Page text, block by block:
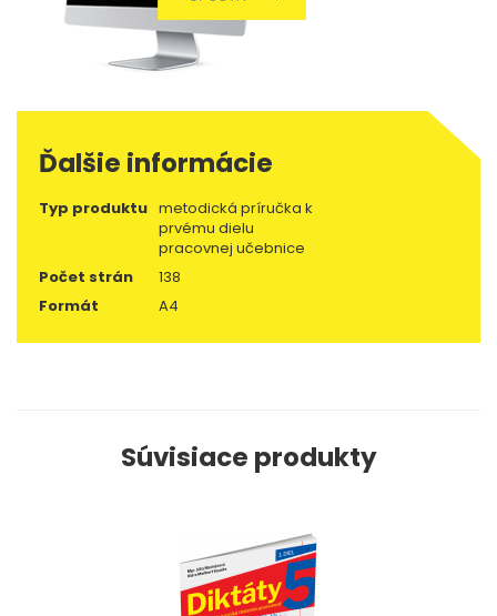
Ďalšie informácie
Typ produktu metodická príručka k
prvému dielu
pracovnej učebnice
Počet strán
138
Formát
A4
Súvisiace produkty